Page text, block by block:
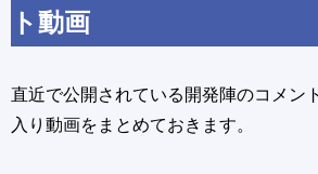
ト動画
直近で公開されている開発陣のコメント
入り動画をまとめておきます。